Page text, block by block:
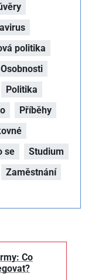
politika
Osobnosti
Politika
Příběhy
se
Studium
Zaměstnání
Co